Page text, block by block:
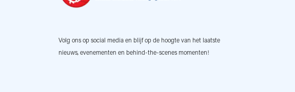
Volg ons op social media en blijf op de hoogte van het laatste
nieuws, evenementen en behind-the-scenes momenten!